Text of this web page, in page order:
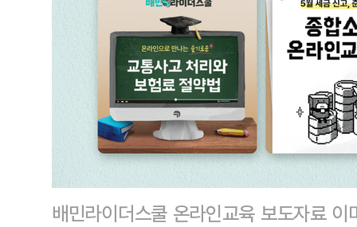
배민라이더스쿨 온라인교육 보도자료